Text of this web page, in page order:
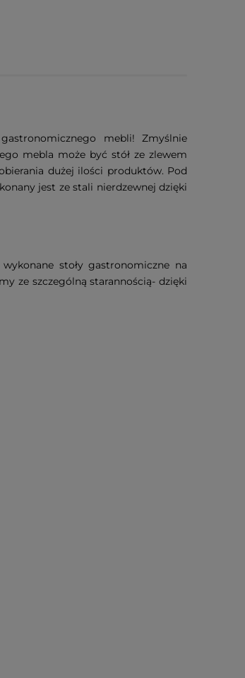
mebli! Zmyślnie
mebla może być stół ze zlewem
dużej ilości produktów. Pod
jest ze stali nierdzewnej dzięki
stoły gastronomiczne na
ze szczególną starannością- dzięki